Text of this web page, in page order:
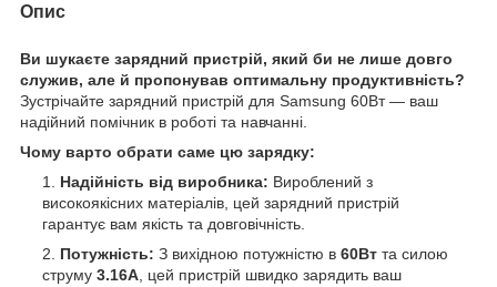
Опис
Ви шукаєте зарядний пристрій, який би не лише довго
служив, але й пропонував оптимальну продуктивність?
Зустрічайте зарядний пристрій для Samsung 60Вт — ваш
надійний помічник в роботі та навчанні.
Чому варто обрати саме цю зарядку:
Надійність від виробника: Вироблений з
високоякісних матеріалів, цей зарядний пристрій
гарантує вам якість та довговічність.
Потужність: З вихідною потужністю в 60Вт та силою
струму 3.16А , цей пристрій швидко зарядить ваш